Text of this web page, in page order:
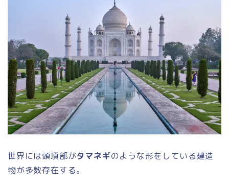
世界には頭頂部がタマネギのような形をしている建造
物が多数存在する。